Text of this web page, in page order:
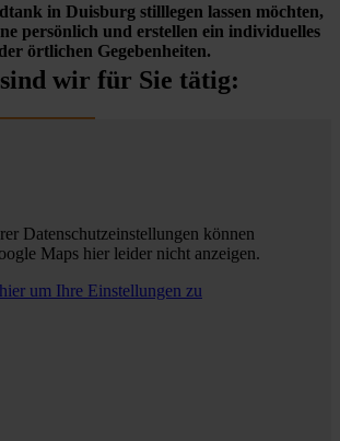
in Duisburg stilllegen lassen möchten,
persönlich und erstellen ein individuelles
örtlichen Gegebenheiten.
wir für Sie tätig:
Datenschutzeinstellungen können
Maps hier leider nicht anzeigen.
um Ihre Einstellungen zu